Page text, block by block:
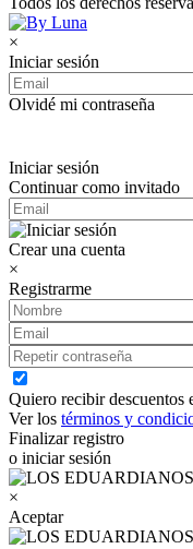
×
Iniciar sesión
Olvidé mi contraseña
Iniciar sesión
Continuar como invitado
Crear una cuenta
×
Registrarme
Quiero recibir descuentos
Ver los términos y
Finalizar registro
o iniciar sesión
×
Aceptar